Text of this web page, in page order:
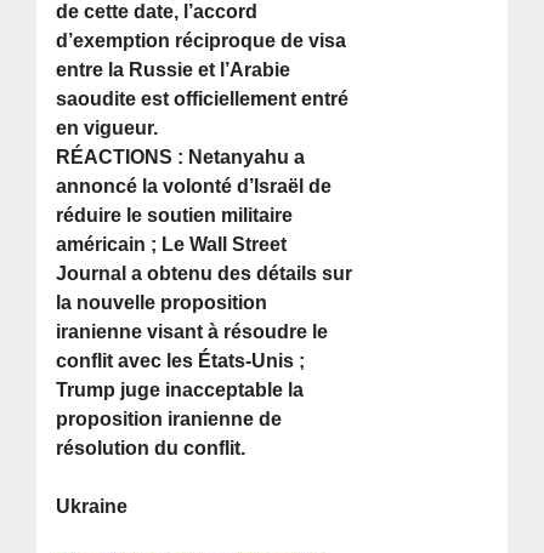
de cette date, l’accord
d’exemption réciproque de visa
entre la Russie et l’Arabie
saoudite est officiellement entré
en vigueur.
RÉACTIONS : Netanyahu a
annoncé la volonté d’Israël de
réduire le soutien militaire
américain ; Le Wall Street
Journal a obtenu des détails sur
la nouvelle proposition
iranienne visant à résoudre le
conflit avec les États-Unis ;
Trump juge inacceptable la
proposition iranienne de
résolution du conflit.
Ukraine